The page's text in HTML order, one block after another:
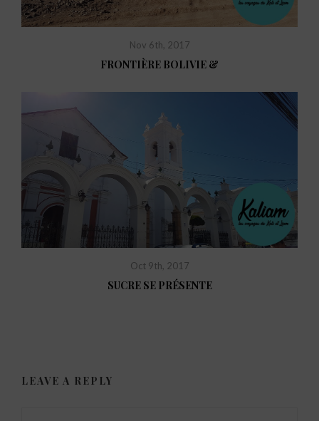
Nov 6th, 2017
FRONTIÈRE BOLIVIE &
Oct 9th, 2017
SUCRE SE PRÉSENTE
LEAVE A REPLY